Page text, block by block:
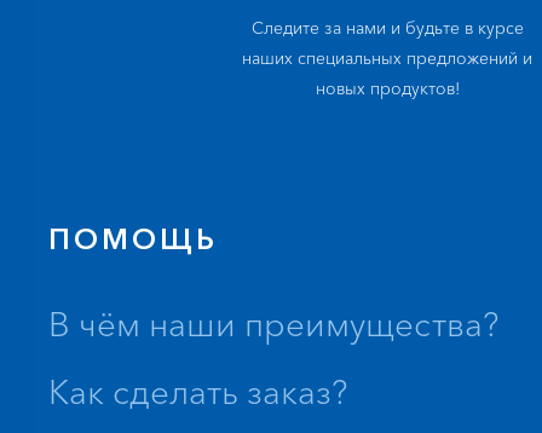
Следите за нами и будьте в курсе
наших специальных предложений и
новых продуктов!
ПОМОЩЬ
В чём наши преимущества?
Как сделать заказ?